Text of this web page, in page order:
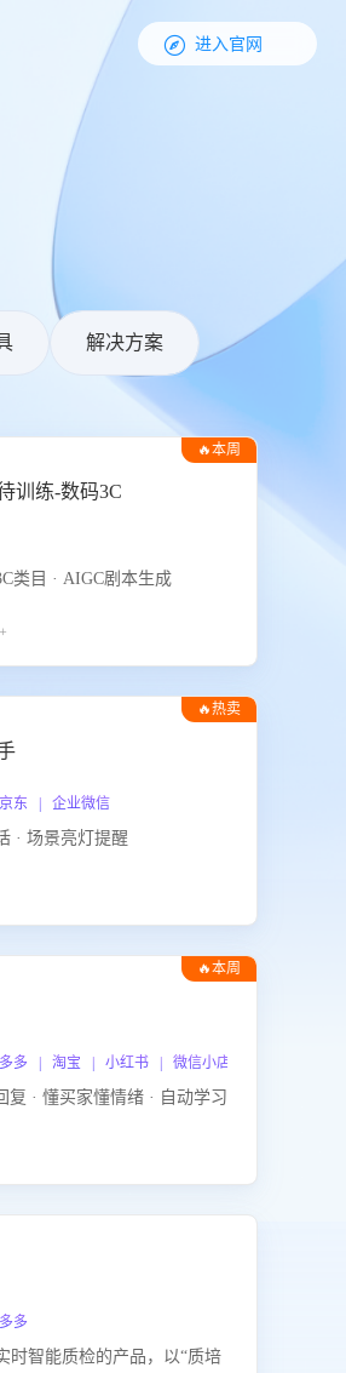
 进入官网
解决方案
🔥本周
训练-数码3C
类目 · AIGC剧本生成
🔥热卖
东 | 企业微信
· 场景亮灯提醒
🔥本周
多 | 淘宝 | 小红书 | 微信小店 | 快手 | 唯品
复 · 懂买家懂情绪 · 自动学习
多
时智能质检的产品，以“质培